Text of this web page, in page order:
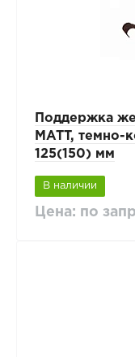
Поддержка
MATT, темно-
125(150) мм
В наличии
Цена: по